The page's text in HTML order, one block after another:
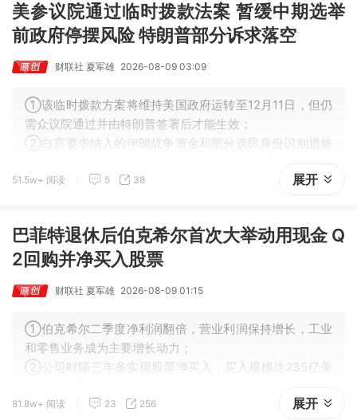
美参议院通过临时拨款法案 暂缓中期选举
前政府停摆风险 特朗普部分诉求落空
财联社 夏军雄 2026-08-09 03:09
①该临时拨款方案将维持美国政府运转至12月11日，但仍
需众议院通过并由特朗普签署后才能生效；
②白宫要求纳入的伊朗战争资金和部分选民身份识别措施
③民主党希望避免选举前再次出现政府停摆，并借助特朗
51.5w+ 阅读 5 38 展开
巴菲特退休后伯克希尔首次大举动用现金 Q
2回购并净买入股票
财联社 夏军雄 2026-08-09 01:15
①伯克希尔二季度净利润翻倍，营业利润保持增长，工业
和零售业务成为主要增长动力；
②公司时隔三年多实现股票净买入，买入规模达235亿美
③阿贝尔接任CEO后开始调整现金管理策略，但如何有效
81.8w+ 阅读 23 256 展开